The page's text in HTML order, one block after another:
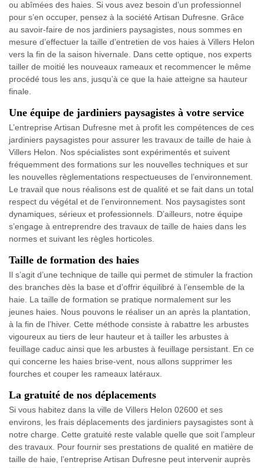
ou abîmées des haies. Si vous avez besoin d’un professionnel
pour s’en occuper, pensez à la société Artisan Dufresne. Grâce
au savoir-faire de nos jardiniers paysagistes, nous sommes en
mesure d’effectuer la taille d’entretien de vos haies à Villers Helon
vers la fin de la saison hivernale. Dans cette optique, nos experts
tailler de moitié les nouveaux rameaux et recommencer le même
procédé tous les ans, jusqu’à ce que la haie atteigne sa hauteur
finale.
Une équipe de jardiniers paysagistes à votre service
L’entreprise Artisan Dufresne met à profit les compétences de ces
jardiniers paysagistes pour assurer les travaux de taille de haie à
Villers Helon. Nos spécialistes sont expérimentés et suivent
fréquemment des formations sur les nouvelles techniques et sur
les nouvelles règlementations respectueuses de l’environnement.
Le travail que nous réalisons est de qualité et se fait dans un total
respect du végétal et de l’environnement. Nos paysagistes sont
dynamiques, sérieux et professionnels. D’ailleurs, notre équipe
s’engage à entreprendre des travaux de taille de haies dans les
normes et suivant les règles horticoles.
Taille de formation des haies
Il s’agit d’une technique de taille qui permet de stimuler la fraction
des branches dès la base et d’offrir équilibré à l’ensemble de la
haie. La taille de formation se pratique normalement sur les
jeunes haies. Nous pouvons le réaliser un an après la plantation,
à la fin de l’hiver. Cette méthode consiste à rabattre les arbustes
vigoureux au tiers de leur hauteur et à tailler les arbustes à
feuillage caduc ainsi que les arbustes à feuillage persistant. En ce
qui concerne les haies brise-vent, nous allons supprimer les
fourches et couper les rameaux latéraux.
La gratuité de nos déplacements
Si vous habitez dans la ville de Villers Helon 02600 et ses
environs, les frais déplacements des jardiniers paysagistes sont à
notre charge. Cette gratuité reste valable quelle que soit l’ampleur
des travaux. Pour fournir ses prestations de qualité en matière de
taille de haie, l’entreprise Artisan Dufresne peut intervenir auprès